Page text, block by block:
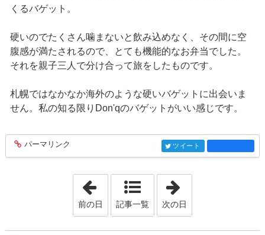
くるバゲット。
硬いのでたくさん噛まないと飲み込めなく、その間に空
腹感が満たされるので、とても機能的なお弁当でした。
それを親子三人で分け合って旅をしたものです。
札幌ではなかなか海外のような硬いバゲットに出会いま
せん。私の知る限りDon'qのバゲットがいい感じです。
entry742
パーマリンク entry742
ツイート
「2017年2月18日」
前の日 記事一覧 次の日